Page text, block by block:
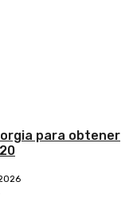
para obtener